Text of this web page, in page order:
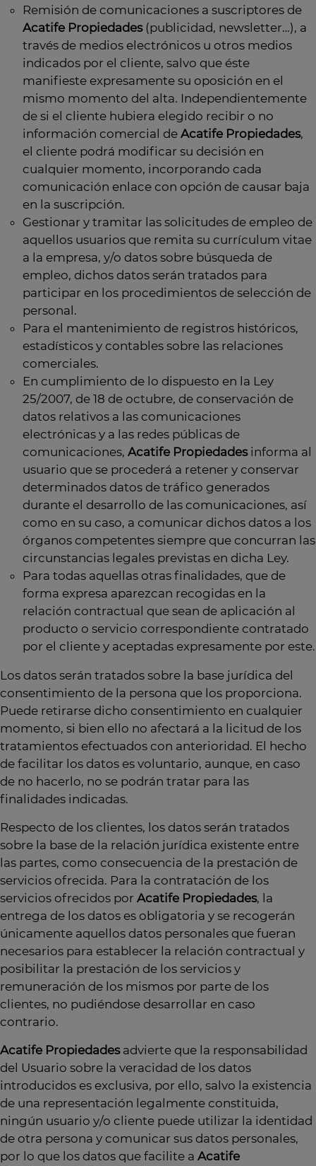
Remisión de comunicaciones a suscriptores de
Acatife Propiedades(publicidad, newsletter…), a
través de medios electrónicos u otros medios
indicados por el cliente, salvo que éste
manifieste expresamente su oposición en el
mismo momento del alta. Independientemente
de si el cliente hubiera elegido recibir o no
información comercial de Acatife Propiedades,
el cliente podrá modificar su decisión en
cualquier momento, incorporando cada
comunicación enlace con opción de causar baja
en la suscripción.
Gestionar y tramitar las solicitudes de empleo de
aquellos usuarios que remita su currículum vitae
a la empresa, y/o datos sobre búsqueda de
empleo, dichos datos serán tratados para
participar en los procedimientos de selección de
personal.
Para el mantenimiento de registros históricos,
estadísticos y contables sobre las relaciones
comerciales.
En cumplimiento de lo dispuesto en la Ley
25/2007, de 18 de octubre, de conservación de
datos relativos a las comunicaciones
electrónicas y a las redes públicas de
comunicaciones, Acatife Propiedadesinforma al
usuario que se procederá a retener y conservar
determinados datos de tráfico generados
durante el desarrollo de las comunicaciones, así
como en su caso, a comunicar dichos datos a los
órganos competentes siempre que concurran las
circunstancias legales previstas en dicha Ley.
Para todas aquellas otras finalidades, que de
forma expresa aparezcan recogidas en la
relación contractual que sean de aplicación al
producto o servicio correspondiente contratado
por el cliente y aceptadas expresamente por este.
Los datos serán tratados sobre la base jurídica del
consentimiento de la persona que los proporciona.
Puede retirarse dicho consentimiento en cualquier
momento, si bien ello no afectará a la licitud de los
tratamientos efectuados con anterioridad. El hecho
de facilitar los datos es voluntario, aunque, en caso
de no hacerlo, no se podrán tratar para las
finalidades indicadas.
Respecto de los clientes, los datos serán tratados
sobre la base de la relación jurídica existente entre
las partes, como consecuencia de la prestación de
servicios ofrecida. Para la contratación de los
servicios ofrecidos por Acatife Propiedades, la
entrega de los datos es obligatoria y se recogerán
únicamente aquellos datos personales que fueran
necesarios para establecer la relación contractual y
posibilitar la prestación de los servicios y
remuneración de los mismos por parte de los
clientes, no pudiéndose desarrollar en caso
contrario.
Acatife Propiedadesadvierte que la responsabilidad
del Usuario sobre la veracidad de los datos
introducidos es exclusiva, por ello, salvo la existencia
de una representación legalmente constituida,
ningún usuario y/o cliente puede utilizar la identidad
de otra persona y comunicar sus datos personales,
por lo que los datos que facilite a Acatife